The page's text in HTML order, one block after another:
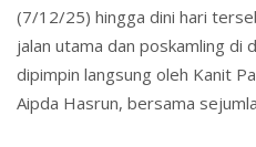
(7/12/25) hingga dini hari
jalan utama dan poskamling di
dipimpin langsung oleh Kanit
Aipda Hasrun, bersama